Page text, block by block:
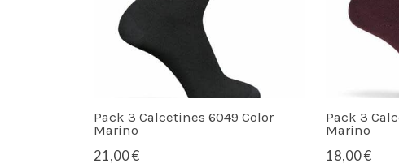
Pack 3 Calcetines 6049 Color
Marino
21,00 €
Pack 3
Marino
18,00 €